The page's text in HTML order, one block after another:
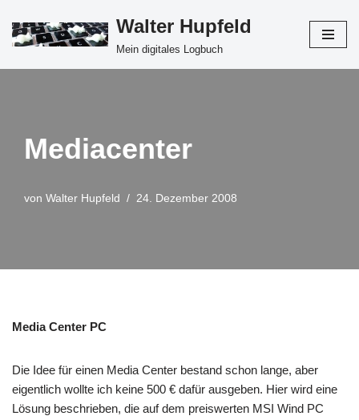
Zum
Walter Hupfeld
Mein digitales Logbuch
Mediacenter
von Walter Hupfeld 24. Dezember 2008
Media Center PC
Die Idee für einen Media Center bestand schon lange, aber
eigentlich wollte ich keine 500 € dafür ausgeben. Hier wird eine
Lösung beschrieben, die auf dem preiswerten MSI Wind PC